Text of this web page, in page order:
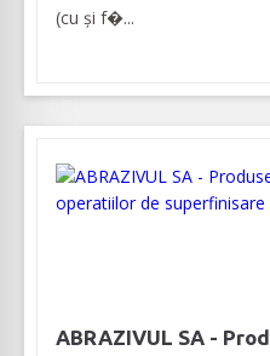
(cu și f�...
ABRAZIVUL SA -